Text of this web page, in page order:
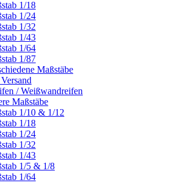
1/18
1/24
1/32
1/43
1/64
1/87
Maßstäbe
/ Weißwandreifen
Maßstäbe
1/10 & 1/12
1/18
1/24
1/32
1/43
1/5 & 1/8
1/64